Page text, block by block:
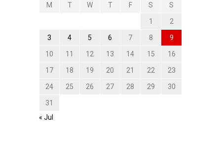
M T W T F S S
1 2
3 4 5 6 7 8 9
10 11 12 13 14 15 16
17 18 19 20 21 22 23
24 25 26 27 28 29 30
31
« Jul